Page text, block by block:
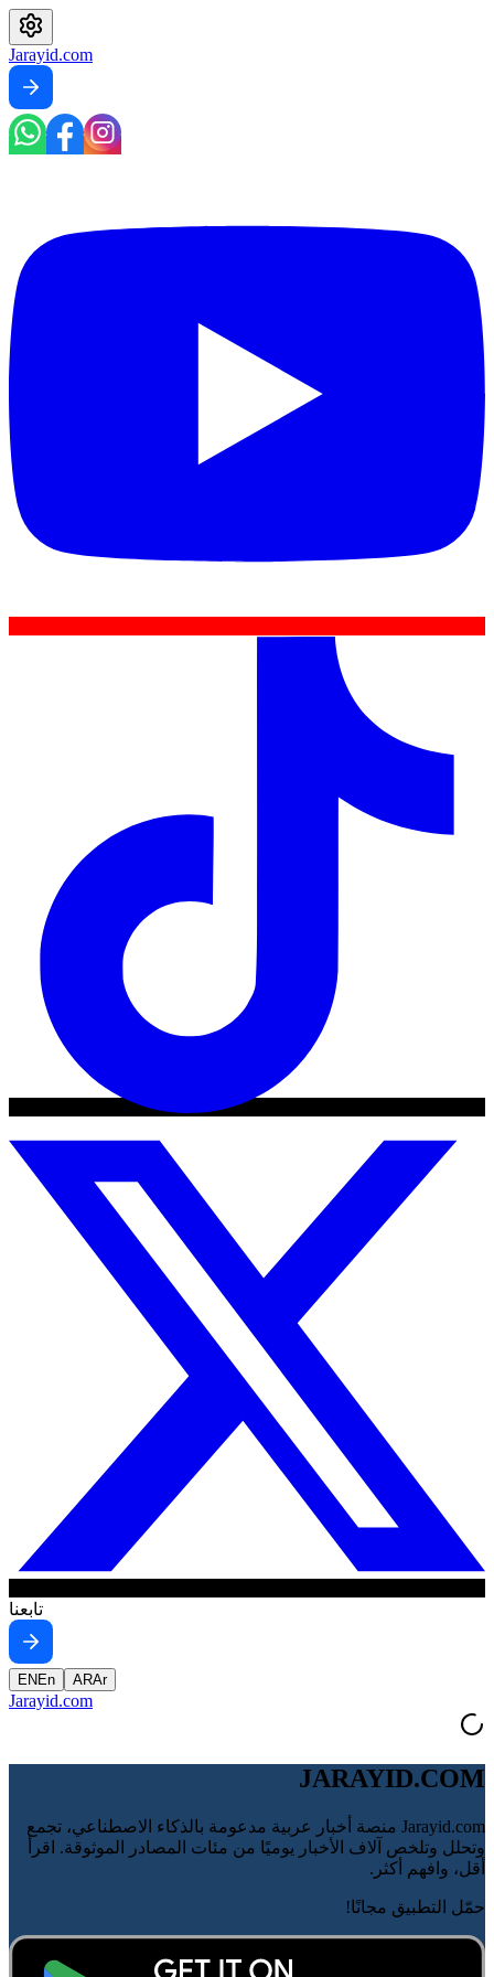
Jarayid.com
تابعنا
EN En ARAr
Jarayid.com
JARAYID.COM
Jarayid.com منصة أخبار عربية مدعومة بالذكاء الاصطناعي، تجمع
وتحلل وتلخص آلاف الأخبار يوميًا من مئات المصادر الموثوقة. اقرأ
أقل، وافهم أكثر.
حمّل التطبيق مجانًا!